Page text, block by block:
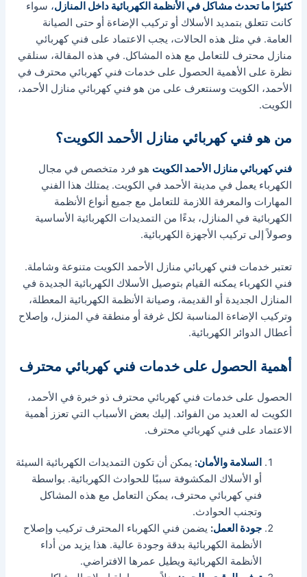
كثيرًا ما تحدث مشاكل في الأنظمة الكهربائية داخل المنازل، سواء
كانت تتعلق بتمديد الأسلاك أو تركيب الإضاءة أو حتى الصيانة
العامة. في مثل هذه الحالات، يجب الاعتماد على فني كهربائي
منازل محترف للتعامل مع هذه المشاكل. في هذه المقالة، سنلقي
نظرة على الأهمية الحصول على خدمات فني كهربائي محترف في
الأحمد، الكويت وسنتعرف على من هو فني كهربائي منازل الأحمد،
الكويت.
من هو فني كهربائي منازل الأحمد الكويت؟
فني كهربائي منازل الأحمد الكويت هو فرد متخصص في مجال
الكهرباء يعمل في مدينة الأحمد في الكويت. يمتلك هذا الفني
المهارات والمعرفة اللازمة للتعامل مع جميع أنواع الأنظمة
الكهربائية في المنازل، بدءًا من التمديدات الكهربائية الأساسية
وصولاً إلى تركيب الأجهزة الكهربائية.
تعتبر خدمات فني كهربائي منازل الأحمد الكويت متنوعة وشاملة.
فني الكهرباء يمكنه القيام بتوصيل الأسلاك الكهربائية الجديدة في
المنازل الجديدة أو القديمة، وصيانة الأنظمة الكهربائية المعطلة،
وتركيب الإضاءة المناسبة لكل غرفة أو منطقة في المنزل، وإصلاح
أعطال الدوائر الكهربائية.
أهمية الحصول على خدمات فني كهربائي محترف
الحصول على خدمات فني كهربائي محترف ذو خبرة في الأحمد،
الكويت له العديد من الفوائد. إليك بعض الأسباب التي تعزز أهمية
الاعتماد على فني كهربائي محترف.
السلامة والأمان: يمكن أن تكون التمديدات الكهربائية السيئة
أو الأسلاك المكشوفة سببًا للحوادث الكهربائية. بواسطة
فني كهربائي محترف، يمكن التعامل مع هذه المشاكل
وتجنب الحوادث.
جودة العمل: يضمن فني الكهرباء المحترف تركيب وإصلاح
الأنظمة الكهربائية بدقة وجودة عالية. هذا يزيد من أداء
الأنظمة الكهربائية ويطيل عمرها الافتراضي.